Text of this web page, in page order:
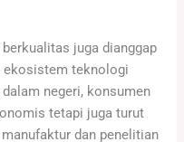
juga dianggap
ekosistem teknologi
negeri, konsumen
tetapi juga turut
dan penelitian